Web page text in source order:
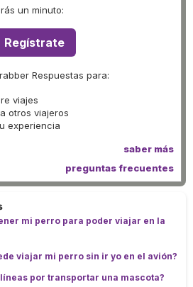
un minuto:
Regístrate
Respuestas para:
viajes
otros viajeros
experiencia
saber más
preguntas frecuentes
mi perro para poder viajar en la
viajar mi perro sin ir yo en el avión?
por transportar una mascota?